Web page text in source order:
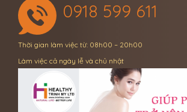
0918 599 611
Thời gian làm việc từ: 08h00 – 20h00
Làm việc cả ngày lễ và chủ nhật